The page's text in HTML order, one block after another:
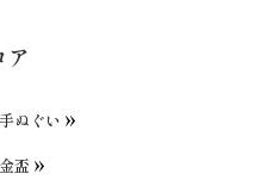
ア
手ぬぐい
金盃